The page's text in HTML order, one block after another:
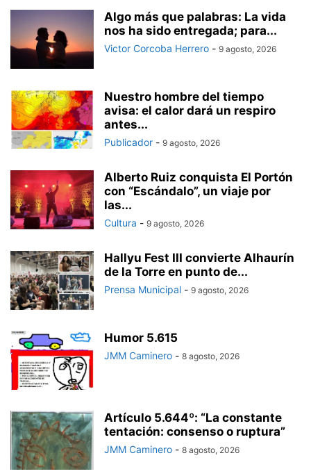
Algo más que palabras: La vida
nos ha sido entregada; para...
Victor Corcoba Herrero - 9 agosto, 2026
Nuestro hombre del tiempo
avisa: el calor dará un respiro
antes...
Publicador - 9 agosto, 2026
Alberto Ruiz conquista El Portón
con “Escándalo”, un viaje por
las...
Cultura - 9 agosto, 2026
Hallyu Fest III convierte Alhaurín
de la Torre en punto de...
Prensa Municipal - 9 agosto, 2026
Humor 5.615
JMM Caminero - 8 agosto, 2026
Artículo 5.644º: “La constante
tentación: consenso o ruptura”
JMM Caminero - 8 agosto, 2026